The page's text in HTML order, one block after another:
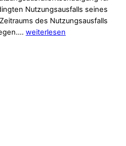
Nutzungsausfalls seines
des Nutzungsausfalls
weiterlesen